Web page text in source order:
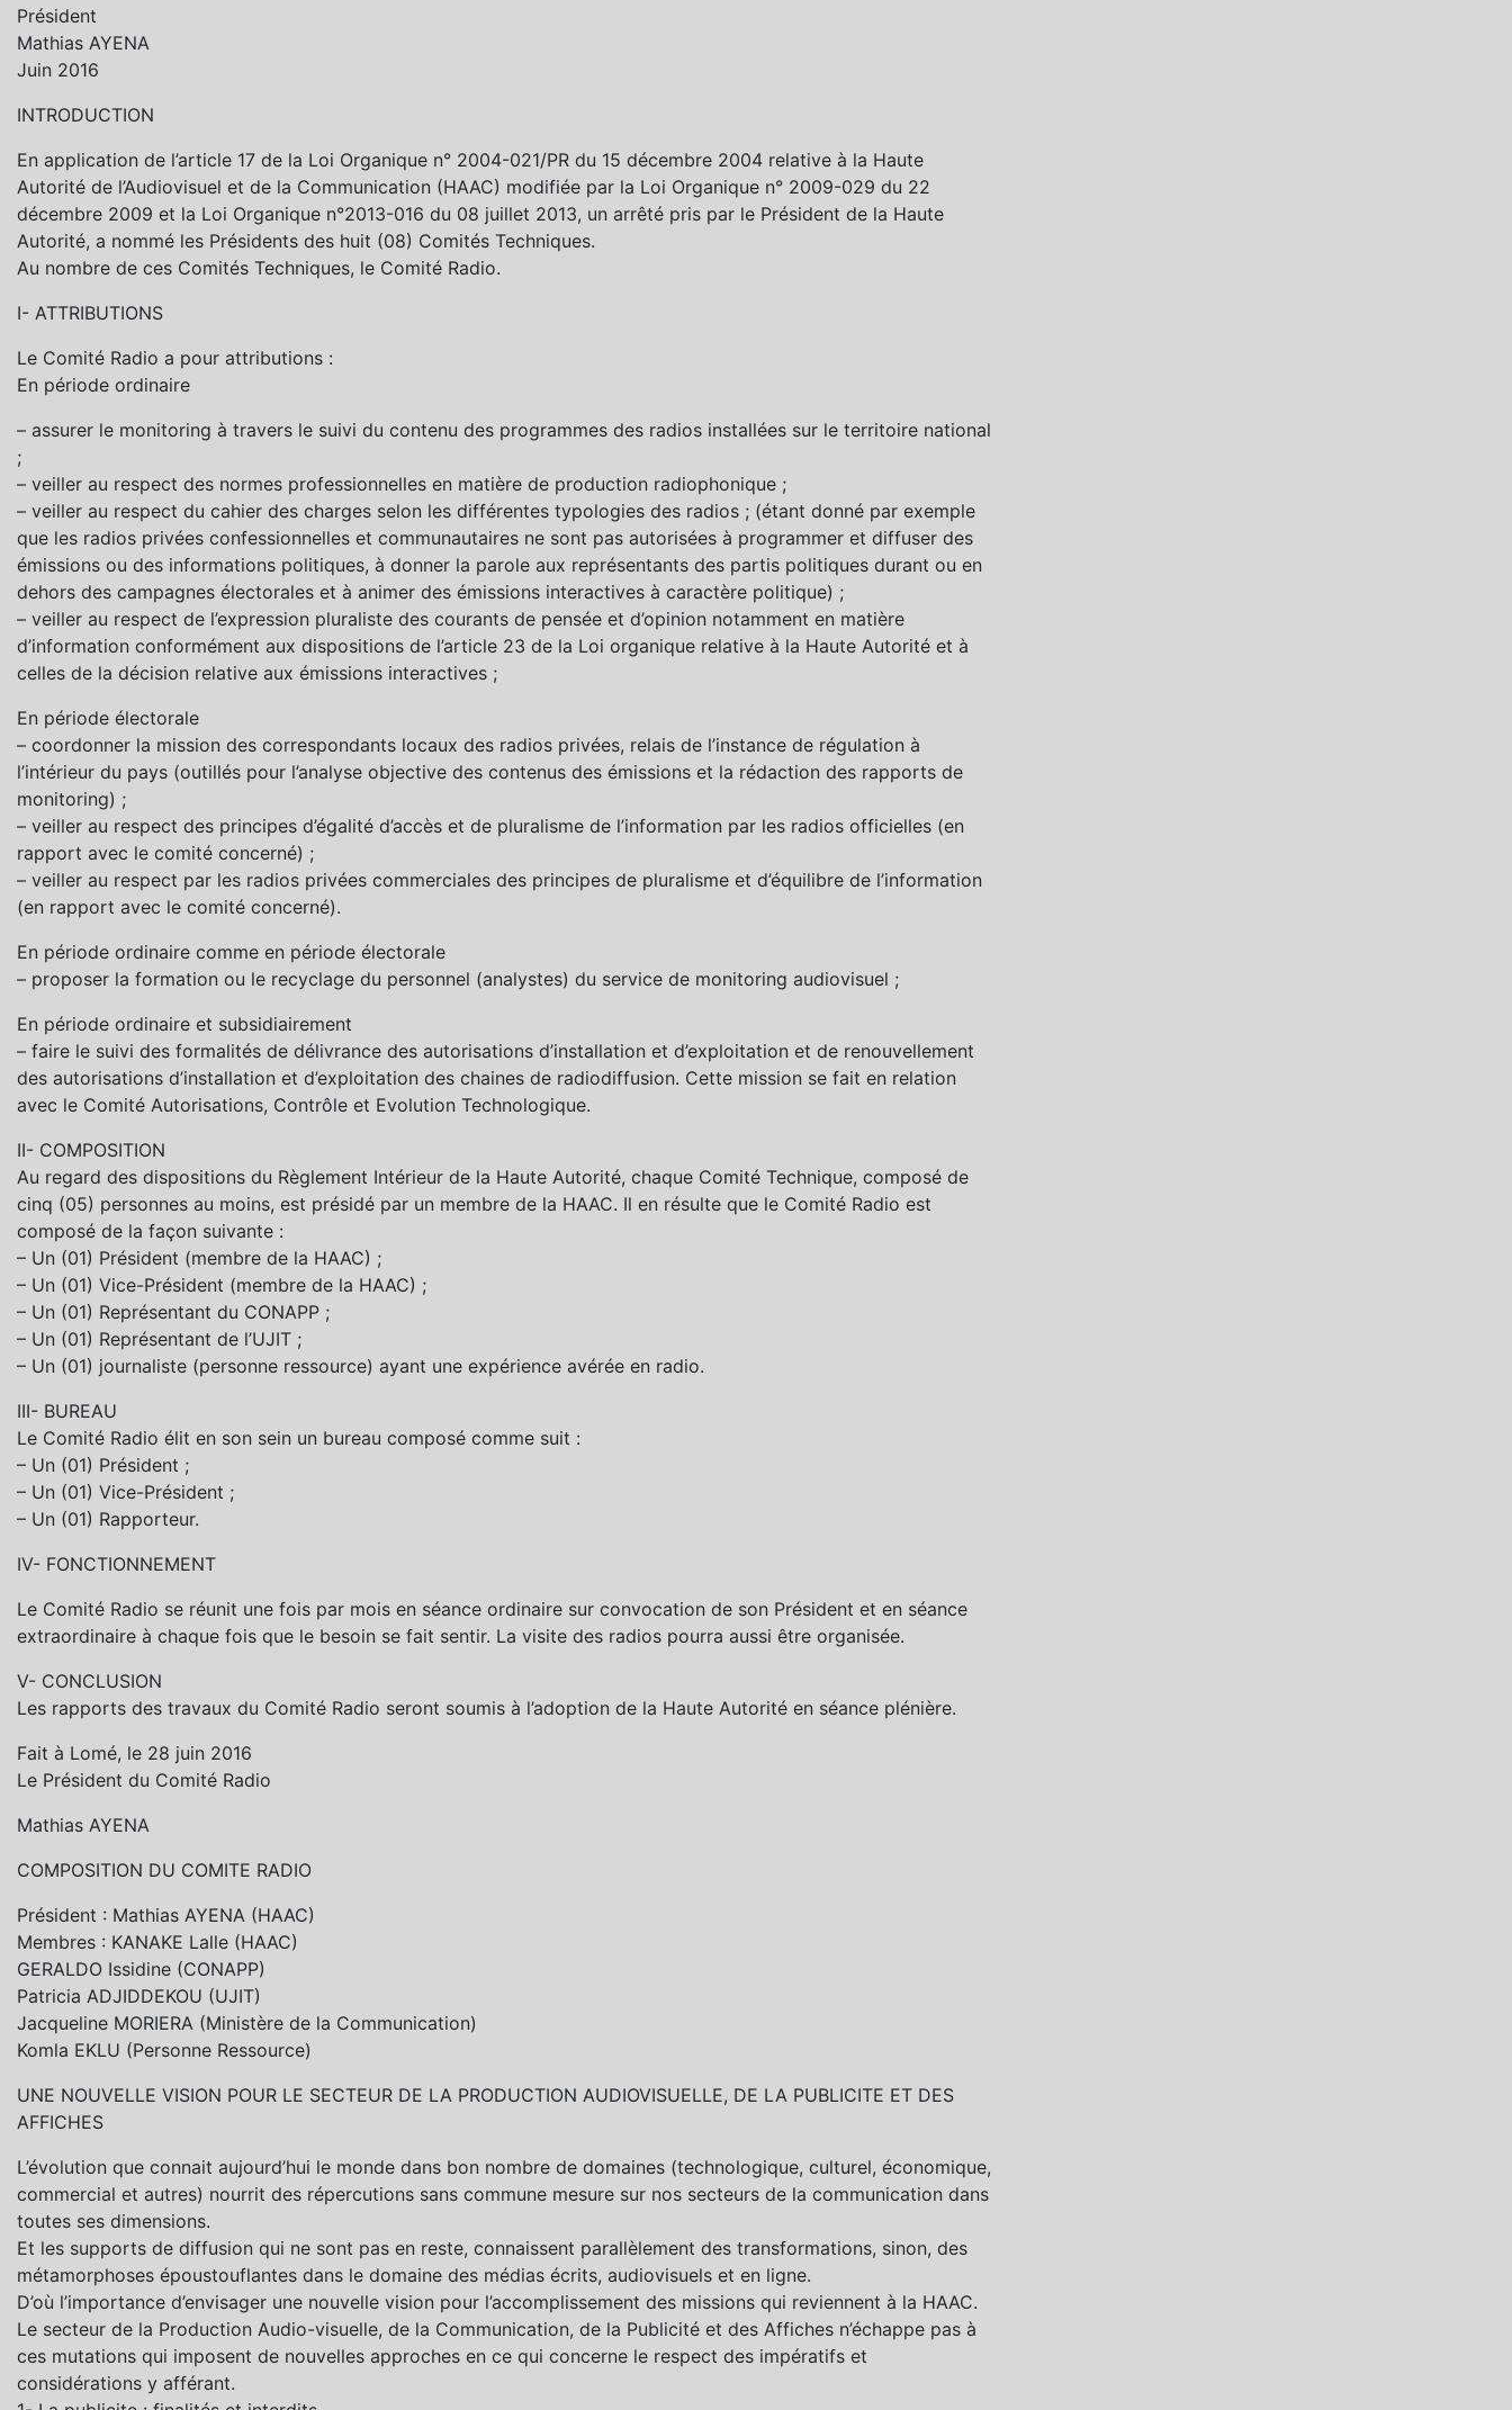
Président
Mathias AYENA
Juin 2016
INTRODUCTION
En application de l’article 17 de la Loi Organique n° 2004-021/PR du 15 décembre 2004 relative à la Haute
Autorité de l’Audiovisuel et de la Communication (HAAC) modifiée par la Loi Organique n° 2009-029 du 22
décembre 2009 et la Loi Organique n°2013-016 du 08 juillet 2013, un arrêté pris par le Président de la Haute
Autorité, a nommé les Présidents des huit (08) Comités Techniques.
Au nombre de ces Comités Techniques, le Comité Radio.
I- ATTRIBUTIONS
Le Comité Radio a pour attributions :
En période ordinaire
– assurer le monitoring à travers le suivi du contenu des programmes des radios installées sur le territoire national
;
– veiller au respect des normes professionnelles en matière de production radiophonique ;
– veiller au respect du cahier des charges selon les différentes typologies des radios ; (étant donné par exemple
que les radios privées confessionnelles et communautaires ne sont pas autorisées à programmer et diffuser des
émissions ou des informations politiques, à donner la parole aux représentants des partis politiques durant ou en
dehors des campagnes électorales et à animer des émissions interactives à caractère politique) ;
– veiller au respect de l’expression pluraliste des courants de pensée et d’opinion notamment en matière
d’information conformément aux dispositions de l’article 23 de la Loi organique relative à la Haute Autorité et à
celles de la décision relative aux émissions interactives ;
En période électorale
– coordonner la mission des correspondants locaux des radios privées, relais de l’instance de régulation à
l’intérieur du pays (outillés pour l’analyse objective des contenus des émissions et la rédaction des rapports de
monitoring) ;
– veiller au respect des principes d’égalité d’accès et de pluralisme de l’information par les radios officielles (en
rapport avec le comité concerné) ;
– veiller au respect par les radios privées commerciales des principes de pluralisme et d’équilibre de l’information
(en rapport avec le comité concerné).
En période ordinaire comme en période électorale
– proposer la formation ou le recyclage du personnel (analystes) du service de monitoring audiovisuel ;
En période ordinaire et subsidiairement
– faire le suivi des formalités de délivrance des autorisations d’installation et d’exploitation et de renouvellement
des autorisations d’installation et d’exploitation des chaines de radiodiffusion. Cette mission se fait en relation
avec le Comité Autorisations, Contrôle et Evolution Technologique.
II- COMPOSITION
Au regard des dispositions du Règlement Intérieur de la Haute Autorité, chaque Comité Technique, composé de
cinq (05) personnes au moins, est présidé par un membre de la HAAC. Il en résulte que le Comité Radio est
composé de la façon suivante :
– Un (01) Président (membre de la HAAC) ;
– Un (01) Vice-Président (membre de la HAAC) ;
– Un (01) Représentant du CONAPP ;
– Un (01) Représentant de l’UJIT ;
– Un (01) journaliste (personne ressource) ayant une expérience avérée en radio.
III- BUREAU
Le Comité Radio élit en son sein un bureau composé comme suit :
– Un (01) Président ;
– Un (01) Vice-Président ;
– Un (01) Rapporteur.
IV- FONCTIONNEMENT
Le Comité Radio se réunit une fois par mois en séance ordinaire sur convocation de son Président et en séance
extraordinaire à chaque fois que le besoin se fait sentir. La visite des radios pourra aussi être organisée.
V- CONCLUSION
Les rapports des travaux du Comité Radio seront soumis à l’adoption de la Haute Autorité en séance plénière.
Fait à Lomé, le 28 juin 2016
Le Président du Comité Radio
Mathias AYENA
COMPOSITION DU COMITE RADIO
Président : Mathias AYENA (HAAC)
Membres : KANAKE Lalle (HAAC)
GERALDO Issidine (CONAPP)
Patricia ADJIDDEKOU (UJIT)
Jacqueline MORIERA (Ministère de la Communication)
Komla EKLU (Personne Ressource)
UNE NOUVELLE VISION POUR LE SECTEUR DE LA PRODUCTION AUDIOVISUELLE, DE LA PUBLICITE ET DES
AFFICHES
L’évolution que connait aujourd’hui le monde dans bon nombre de domaines (technologique, culturel, économique,
commercial et autres) nourrit des répercutions sans commune mesure sur nos secteurs de la communication dans
toutes ses dimensions.
Et les supports de diffusion qui ne sont pas en reste, connaissent parallèlement des transformations, sinon, des
métamorphoses époustouflantes dans le domaine des médias écrits, audiovisuels et en ligne.
D’où l’importance d’envisager une nouvelle vision pour l’accomplissement des missions qui reviennent à la HAAC.
Le secteur de la Production Audio-visuelle, de la Communication, de la Publicité et des Affiches n’échappe pas à
ces mutations qui imposent de nouvelles approches en ce qui concerne le respect des impératifs et
considérations y afférant.